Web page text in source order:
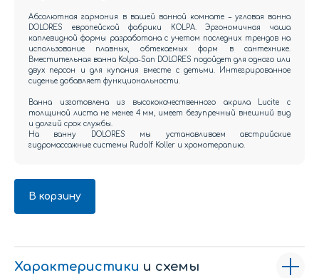
Абсолютная гармония в вашей ванной комнате – угловая ванна
DOLORES европейской фабрики KOLPA. Эргономичная чаша
каплевидной формы разработана с учетом последних трендов на
использование плавных, обтекаемых форм в сантехнике.
Вместительная ванна Kolpa-San DOLORES подойдет для одного или
двух персон и для купания вместе с детьми. Интегрированное
сиденье добавляет функциональности.
Ванна изготовлена из высококачественного акрила Lucite с
толщиной листа не менее 4 мм, имеет безупречный внешний вид
и долгий срок службы.
На ванну DOLORES мы устанавливаем австрийские
гидромассажные системы Rudolf Koller и хромотерапию.
В корзину
Характеристики и схемы